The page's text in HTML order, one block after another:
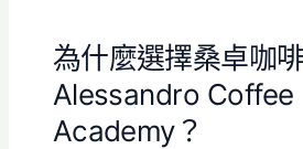
為什麼選擇桑卓咖
Alessandro Coffee
Academy？